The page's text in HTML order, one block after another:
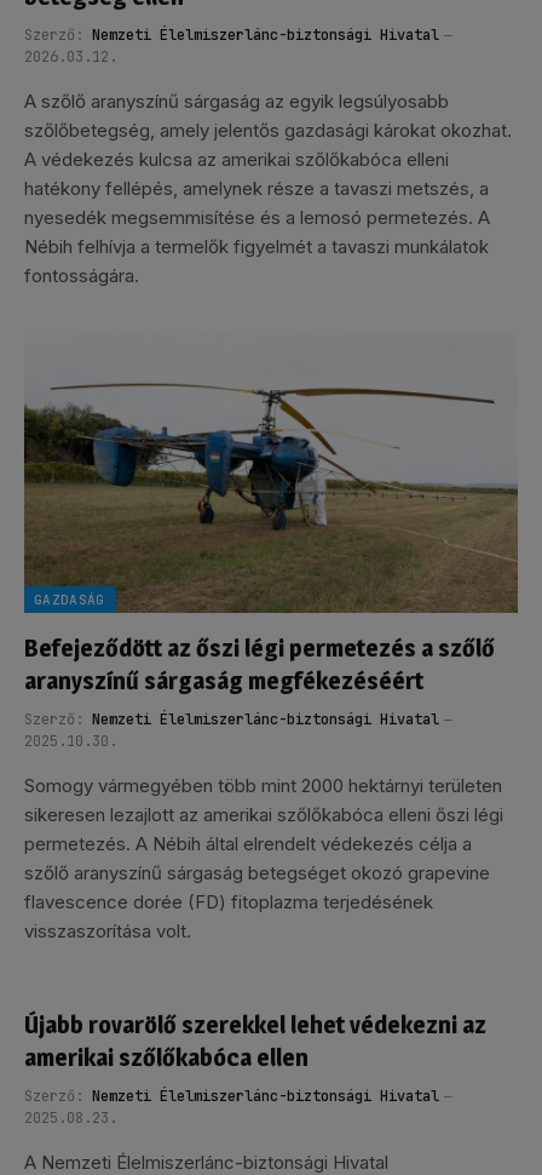
Szerző: Nemzeti Élelmiszerlánc-biztonsági Hivatal
2026.03.12.
A szőlő aranyszínű sárgaság az egyik legsúlyosabb
szőlőbetegség, amely jelentős gazdasági károkat okozhat.
A védekezés kulcsa az amerikai szőlőkabóca elleni
hatékony fellépés, amelynek része a tavaszi metszés, a
nyesedék megsemmisítése és a lemosó permetezés. A
Nébih felhívja a termelők figyelmét a tavaszi munkálatok
fontosságára.
GAZDASÁG
Befejeződött az őszi légi permetezés a szőlő
aranyszínű sárgaság megfékezéséért
Szerző: Nemzeti Élelmiszerlánc-biztonsági Hivatal
2025.10.30.
Somogy vármegyében több mint 2000 hektárnyi területen
sikeresen lezajlott az amerikai szőlőkabóca elleni őszi légi
permetezés. A Nébih által elrendelt védekezés célja a
szőlő aranyszínű sárgaság betegséget okozó grapevine
flavescence dorée (FD) fitoplazma terjedésének
visszaszorítása volt.
Újabb rovarölő szerekkel lehet védekezni az
amerikai szőlőkabóca ellen
Szerző: Nemzeti Élelmiszerlánc-biztonsági Hivatal
2025.08.23.
A Nemzeti Élelmiszerlánc-biztonsági Hivatal